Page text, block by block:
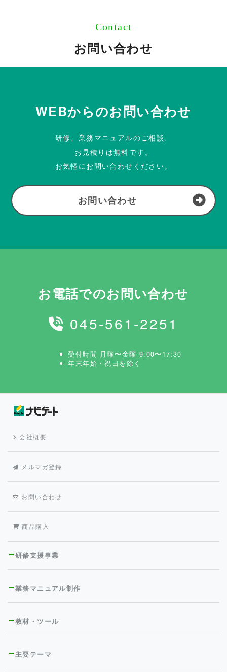
Contact
お問い合わせ
WEBからのお問い合わせ
研修、業務マニュアルのご相談、
お見積りは無料です。
お気軽にお問い合わせください。
お問い合わせ
お電話でのお問い合わせ
045-561-2251
受付時間 月曜〜金曜 9:00〜17:30
年末年始・祝日を除く
会社概要
メルマガ登録
お問い合わせ
商品購入
研修支援事業
業務マニュアル制作
教材・ツール
主要テーマ